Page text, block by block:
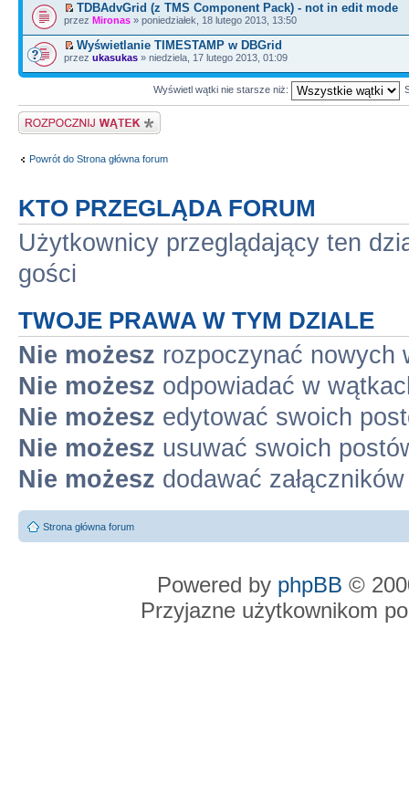
TDBAdvGrid (z TMS Component Pack) - not in edit mode
przez Mironas » poniedziałek, 18 lutego 2013, 13:50
Wyświetlanie TIMESTAMP w DBGrid
przez ukasukas » niedziela, 17 lutego 2013, 01:09
Wyświetl wątki nie starsze niż:
Napisz wątek
Powrót do Strona główna forum
KTO PRZEGLĄDA FORUM
Użytkownicy przeglądający ten
gości
TWOJE PRAWA W TYM DZIALE
Nie możesz rozpoczynać nowych
Nie możesz odpowiadać w
Nie możesz edytować swoich
Nie możesz usuwać swoich
Nie możesz dodawać załączników
Strona główna forum
Powered by phpBB ©
Przyjazne użytkownikom